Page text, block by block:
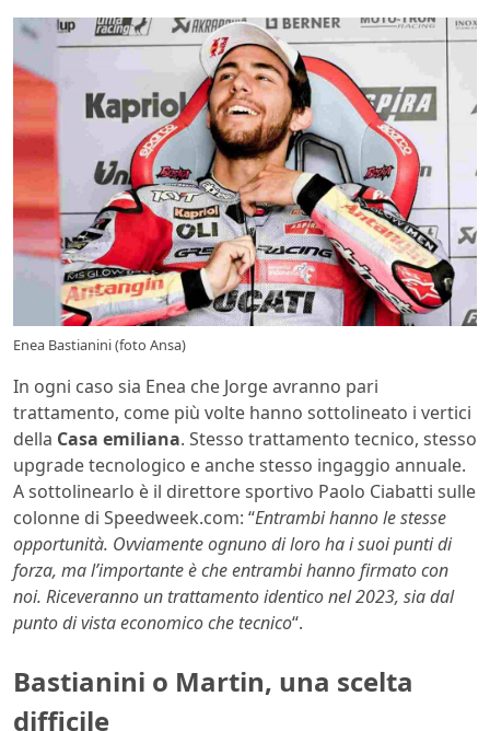
Enea Bastianini (foto Ansa)
In ogni caso sia Enea che Jorge avranno pari
trattamento, come più volte hanno sottolineato i vertici
della Casa emiliana. Stesso trattamento tecnico, stesso
upgrade tecnologico e anche stesso ingaggio annuale.
A sottolinearlo è il direttore sportivo Paolo Ciabatti sulle
colonne di Speedweek.com: “Entrambi hanno le stesse
opportunità. Ovviamente ognuno di loro ha i suoi punti di
forza, ma l’importante è che entrambi hanno firmato con
noi. Riceveranno un trattamento identico nel 2023, sia dal
punto di vista economico che tecnico“.
Bastianini o Martin, una scelta
difficile